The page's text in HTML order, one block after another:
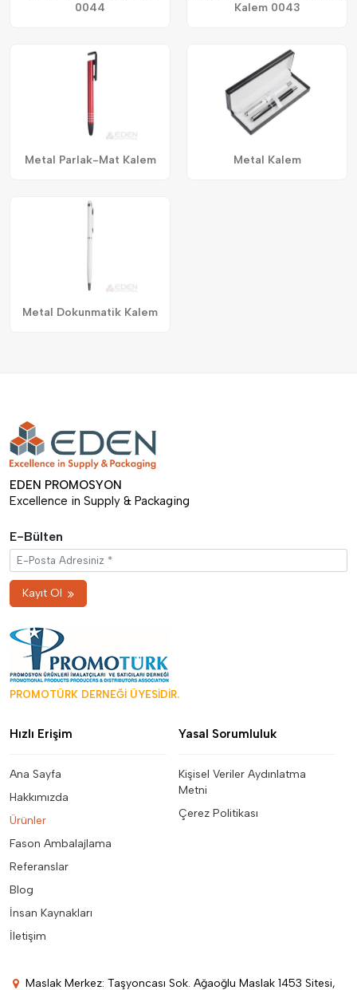
0044
Kalem 0043
Metal Parlak-Mat Kalem Metal Kalem
Metal Dokunmatik Kalem
EDEN PROMOSYON
Excellence in Supply & Packaging
E-Bülten
Kayıt Ol
PROMOTÜRK DERNEĞİ ÜYESİDİR.
Hızlı Erişim
Ana Sayfa
Hakkımızda
Ürünler
Fason Ambalajlama
Referanslar
Blog
İnsan Kaynakları
İletişim
Yasal Sorumluluk
Kişisel Veriler Aydınlatma
Metni
Çerez Politikası
Maslak Merkez: Taşyoncası Sok. Ağaoğlu Maslak 1453 Sitesi,